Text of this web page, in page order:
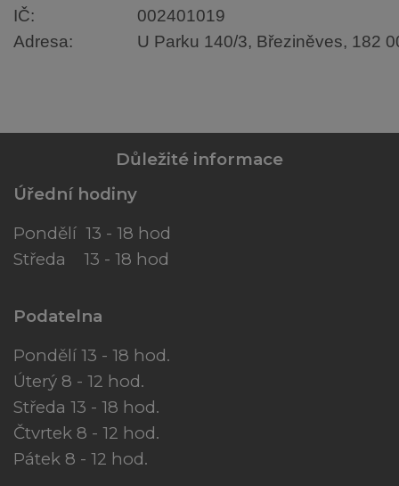
IČ:
002401019
Adresa:
U Parku 140/3, Březiněves, 182
Důležité informace
Úřední hodiny
Pondělí 13 - 18 hod
Středa 13 - 18 hod
Podatelna
Pondělí 13 - 18 hod.
Úterý 8 - 12 hod.
Středa 13 - 18 hod.
Čtvrtek 8 - 12 hod.
Pátek 8 - 12 hod.